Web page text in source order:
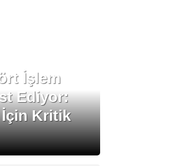
İşlem
Ediyor:
Kritik